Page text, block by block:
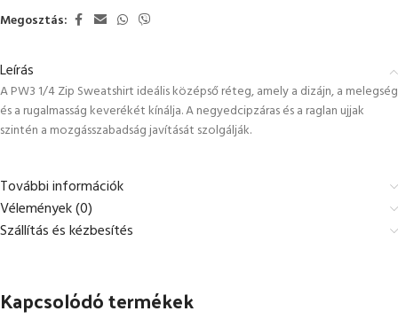
Megosztás:
Leírás
A PW3 1/4 Zip Sweatshirt ideális középső réteg, amely a dizájn, a melegség
és a rugalmasság keverékét kínálja. A negyedcipzáras és a raglan ujjak
szintén a mozgásszabadság javítását szolgálják.
További információk
Vélemények (0)
Szállítás és kézbesítés
Kapcsolódó termékek